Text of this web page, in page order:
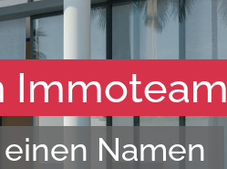
Immoteam
Namen